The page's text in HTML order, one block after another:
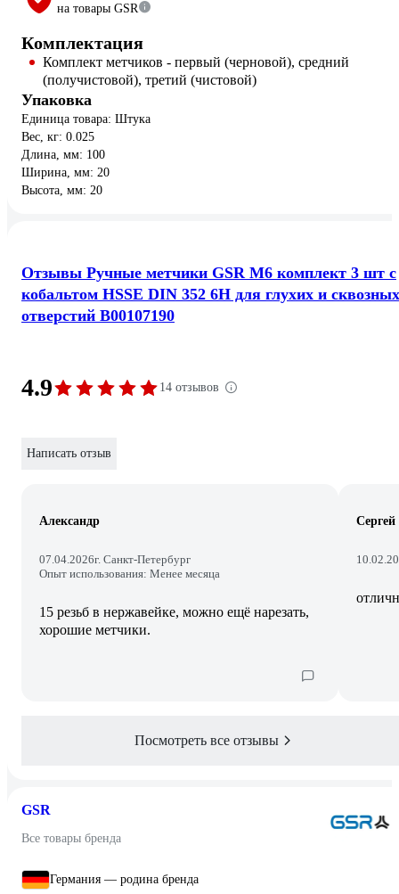
на товары GSR
Комплектация
Комплект метчиков - первый (черновой), средний
(получистовой), третий (чистовой)
Упаковка
Единица товара: Штука
Вес, кг: 0.025
Длина, мм: 100
Ширина, мм: 20
Высота, мм: 20
Отзывы Ручные метчики GSR М6 комплект 3 шт с
кобальтом HSSE DIN 352 6H для глухих и сквозных
отверстий B00107190
4.9 14 отзывов
Написать отзыв
Александр
07.04.2026г. Санкт-Петербург
Опыт использования: Менее месяца
15 резьб в нержавейке, можно ещё нарезать,
хорошие метчики.
Сергей
Посмотреть все отзывы
GSR
Все товары бренда
Германия — родина бренда